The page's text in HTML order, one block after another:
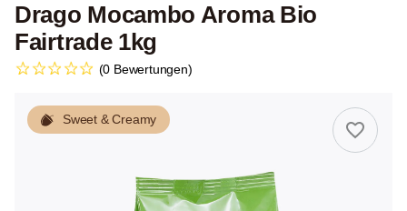
Drago Mocambo Aroma Bio
Fairtrade 1kg
(0 Bewertungen)
Sweet & Creamy